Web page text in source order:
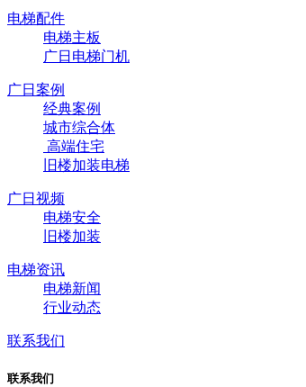
电梯配件
电梯主板
广日电梯门机
广日案例
经典案例
城市综合体
高端住宅
旧楼加装电梯
广日视频
电梯安全
旧楼加装
电梯资讯
电梯新闻
行业动态
联系我们
联系我们